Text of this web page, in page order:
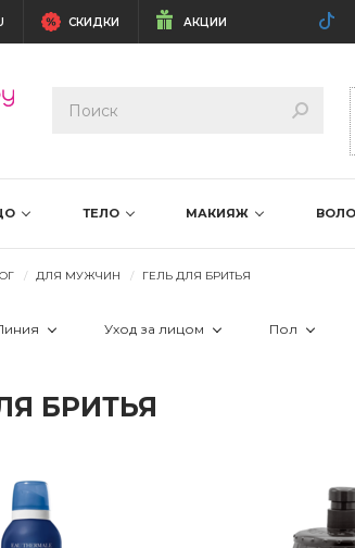
СКИДКИ АКЦИИ
ТЕЛО МАКИЯЖ
ДЛЯ МУЖЧИН ГЕЛЬ ДЛЯ БРИТЬЯ
Salerm Homme
Уход за лицом Пол
БРИТЬЯ